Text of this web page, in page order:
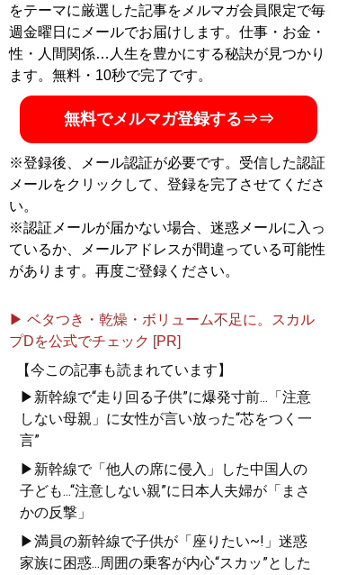
をテーマに厳選した記事をメルマガ会員限定で毎
週金曜日にメールでお届けします。仕事・お金・
性・人間関係…人生を豊かにする秘訣が見つかり
ます。無料・10秒で完了です。
無料でメルマガ登録する⇒⇒
※登録後、メール認証が必要です。受信した認証
メールをクリックして、登録を完了させてくださ
い。
※認証メールが届かない場合、迷惑メールに入っ
ているか、メールアドレスが間違っている可能性
があります。再度ご登録ください。
▶ ベタつき・乾燥・ボリューム不足に。スカル
プDを公式でチェック [PR]
【今この記事も読まれています】
▶新幹線で“走り回る子供”に爆発寸前...「注意
しない母親」に女性が言い放った“芯をつく一
言”
▶新幹線で「他人の席に侵入」した中国人の
子ども...“注意しない親”に日本人夫婦が「まさ
かの反撃」
▶満員の新幹線で子供が「座りたい~!」迷惑
家族に困惑...周囲の乗客が内心“スカッ”とした